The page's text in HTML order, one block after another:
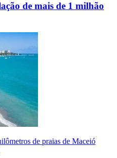
de mais de 1 milhão
de praias de Maceió